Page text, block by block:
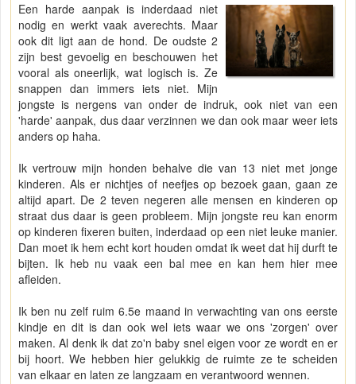
Een harde aanpak is inderdaad niet
nodig en werkt vaak averechts. Maar
ook dit ligt aan de hond. De oudste 2
zijn best gevoelig en beschouwen het
vooral als oneerlijk, wat logisch is. Ze
snappen dan immers iets niet. Mijn
jongste is nergens van onder de indruk, ook niet van een
'harde' aanpak, dus daar verzinnen we dan ook maar weer iets
anders op haha.
Ik vertrouw mijn honden behalve die van 13 niet met jonge
kinderen. Als er nichtjes of neefjes op bezoek gaan, gaan ze
altijd apart. De 2 teven negeren alle mensen en kinderen op
straat dus daar is geen probleem. Mijn jongste reu kan enorm
op kinderen fixeren buiten, inderdaad op een niet leuke manier.
Dan moet ik hem echt kort houden omdat ik weet dat hij durft te
bijten. Ik heb nu vaak een bal mee en kan hem hier mee
afleiden.
Ik ben nu zelf ruim 6.5e maand in verwachting van ons eerste
kindje en dit is dan ook wel iets waar we ons 'zorgen' over
maken. Al denk ik dat zo'n baby snel eigen voor ze wordt en er
bij hoort. We hebben hier gelukkig de ruimte ze te scheiden
van elkaar en laten ze langzaam en verantwoord wennen.